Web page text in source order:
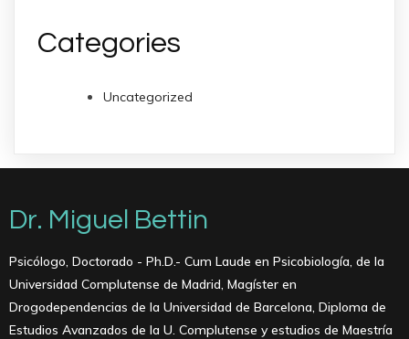
Categories
Uncategorized
Dr. Miguel Bettin
Psicólogo, Doctorado - Ph.D.- Cum Laude en Psicobiología, de la
Universidad Complutense de Madrid, Magíster en
Drogodependencias de la Universidad de Barcelona, ​​Diploma de
Estudios Avanzados de la U. Complutense y estudios de Maestría